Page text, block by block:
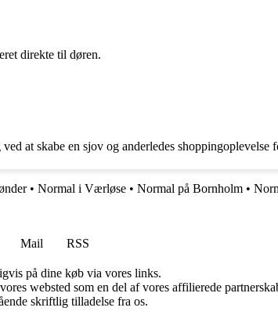
direkte til døren.
at skabe en sjov og anderledes shoppingoplevelse
• Normal i Værløse • Normal på Bornholm •
Mail
RSS
på dine køb via vores links.
websted som en del af vores affilierede
skriftlig tilladelse fra os.